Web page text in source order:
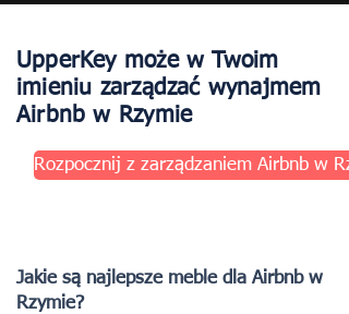
UpperKey może w Twoim
imieniu zarządzać wynajmem
Airbnb w Rzymie
Rozpocznij z zarządzaniem Airbnb w
Jakie są najlepsze meble dla Airbnb w
Rzymie?